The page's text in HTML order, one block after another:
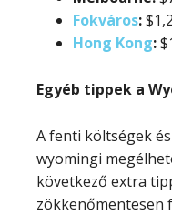
Fokváros:
Hong Kong:
Egyéb tippek a
A fenti költségek
wyomingi
következő extra
zökkenőmentesen